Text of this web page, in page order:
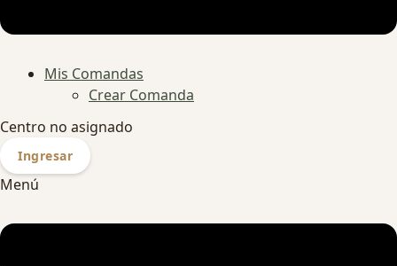
Mis Comandas
Crear Comanda
Centro no asignado
Ingresar
Menú